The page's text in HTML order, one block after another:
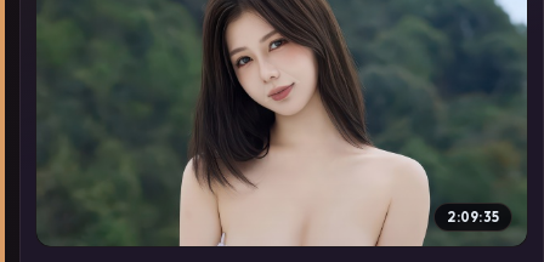
▶
2:09:35